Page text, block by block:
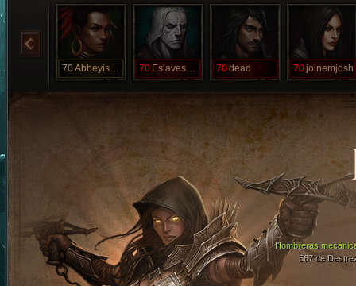
70 Abbeyismean 70 Eslaveskele 70dead 70joinemjosh
Hombreras
567 de